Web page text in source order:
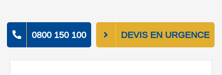
0800 150 100 DEVIS EN URGENCE